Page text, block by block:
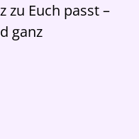
zu Euch passt –
ganz